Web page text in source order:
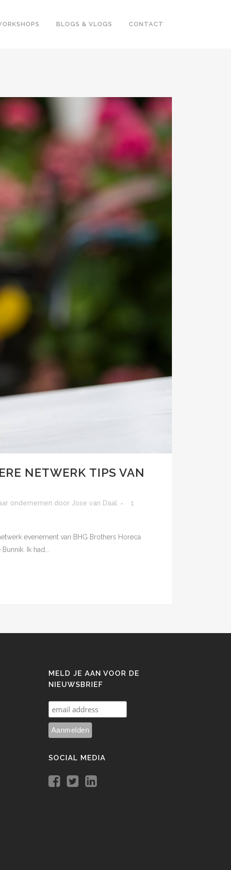
BLOGS & VLOGS CONTACT
NETWERK TIPS VAN
ondernemen door Jose van Daal
1
evenement van BHG Brothers Horeca
Ik had...
MELD JE AAN VOOR DE
NIEUWSBRIEF
SOCIAL MEDIA